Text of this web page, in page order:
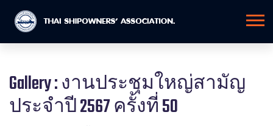
Gallery : งานประชุมใหญ่สามัญ
ประจำปี 2567 ครั้งที่ 50